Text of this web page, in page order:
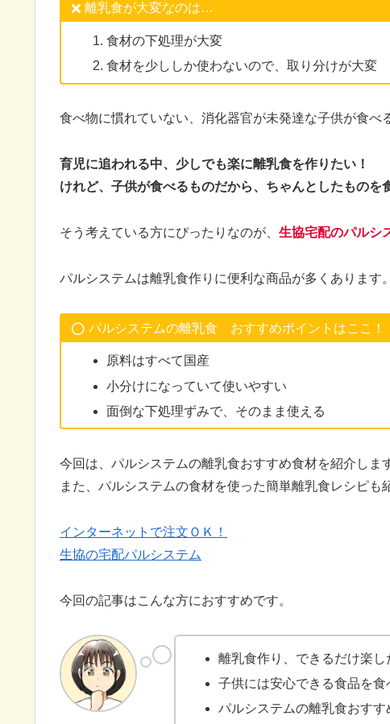
離乳食が大変なのは…
食材の下処理が大変
食材を少ししか使わないので、取り分けが大変
食べ物に慣れていない、消化器官が未発達な子供が食べ
育児に追われる中、少しでも楽に離乳食を作りたい！
けれど、子供が食べるものだから、ちゃんとしたものを
そう考えている方にぴったりなのが、 生協宅配のパルシ
パルシステムは離乳食作りに便利な商品が多くあります。
パルシステムの離乳食 おすすめポイントはここ！
原料はすべて国産
小分けになっていて使いやすい
面倒な下処理ずみで、そのまま使える
今回は、パルシステムの離乳食おすすめ食材を紹介しま
また、パルシステムの食材を使った簡単離乳食レシピも
インターネットで注文ＯＫ！
生協の宅配パルシステム
今回の記事はこんな方におすすめです。
離乳食作り、できるだけ楽
子供には安心できる食品を
パルシステムの離乳食おす